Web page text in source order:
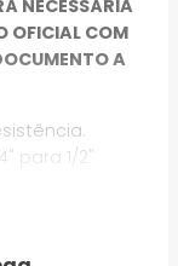
NECESSÁRIA
OFICIAL COM
A
para 1/2"
de jardim.